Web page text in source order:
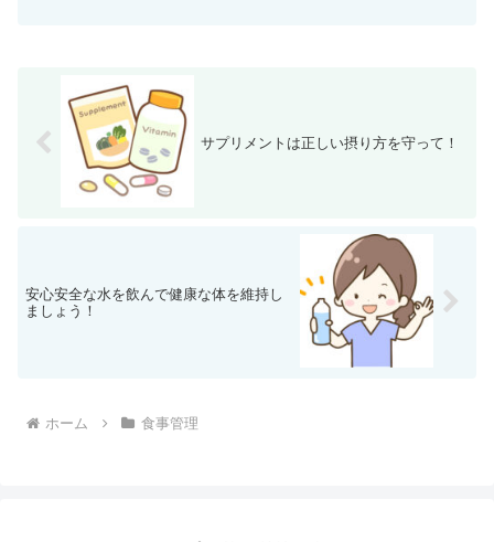
サプリメントは正しい摂り方を守って！
安心安全な水を飲んで健康な体を維持し
ましょう！
ホーム 食事管理